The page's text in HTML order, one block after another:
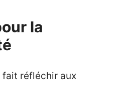
la
fait réfléchir aux